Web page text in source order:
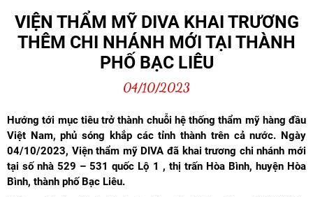
VIỆN THẨM MỸ DIVA KHAI TRƯƠNG
THÊM CHI NHÁNH MỚI TẠI THÀNH
PHỐ BẠC LIÊU
04/10/2023
Hướng tới mục tiêu trở thành chuỗi hệ thống thẩm mỹ hàng đầu
Việt Nam, phủ sóng khắp các tỉnh thành trên cả nước. Ngày
04/10/2023, Viện thẩm mỹ DIVA đã khai trương chi nhánh mới
tại số nhà 529 – 531 quốc Lộ 1 , thị trấn Hòa Bình, huyện Hòa
Bình, thành phố Bạc Liêu.